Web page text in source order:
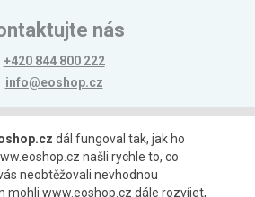
nás
+420 844 800 222
info@eoshop.cz
Možnosti platby
dál fungoval tak, jak ho
našli rychle to, co
neobtěžovali nevhodnou
mohli www.eoshop.cz dále rozvíjet,